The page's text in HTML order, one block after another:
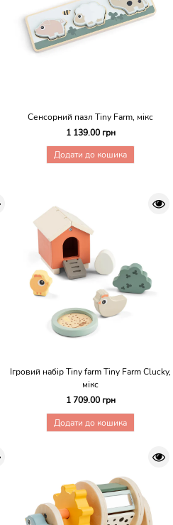
Сенсорний пазл Tiny Farm, мікс
1 139.00 грн
Додати до кошика
Ігровий набір Tiny farm Tiny Farm Clucky,
мікс
1 709.00 грн
Додати до кошика